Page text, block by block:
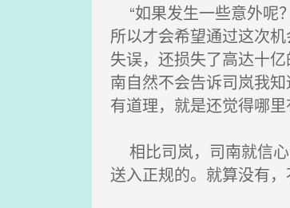
“如果发生一些意外呢
所以才会希望通过这次
失误，还损失了高达十
南自然不会告诉司岚我
有道理，就是还觉得哪
相比司岚，司南就信心
送入正规的。就算没有